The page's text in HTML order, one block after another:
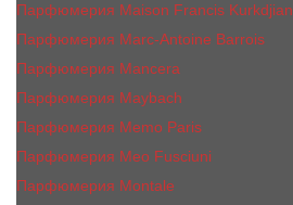
Парфюмерия Maison Francis Kurkdjian
Парфюмерия Marc-Antoine Barrois
Парфюмерия Mancera
Парфюмерия Maybach
Парфюмерия Memo Paris
Парфюмерия Meo Fusciuni
Парфюмерия Montale